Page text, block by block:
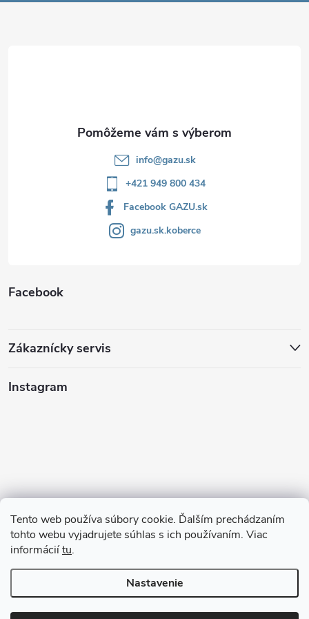
Tento web používa súbory cookie. Ďalším prechádzaním
tohto webu vyjadrujete súhlas s ich používaním. Viac
informáciítu.
Nastavenie
info@gazu.sk
+421 949 800 434
Facebook GAZU.sk
gazu.sk.koberce
Facebook
Zákaznícky servis
Instagram
Sledovať na Instagrame
Copyright 2026GAZU.SK | moderné koberce. Všetky práva vyhradené.